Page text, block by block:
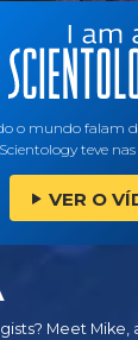
o mundo falam
Scientology teve nas
VER O
Meet Mike,